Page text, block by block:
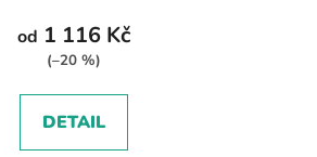
od 1 116 Kč
(–20 %)
DETAIL